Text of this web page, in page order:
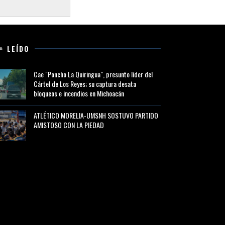
LEÍDO
Cae "Poncho La Quiringua", presunto líder del
Cártel de Los Reyes; su captura desata
bloqueos e incendios en Michoacán
ATLÉTICO MORELIA-UMSNH SOSTUVO PARTIDO
AMISTOSO CON LA PIEDAD